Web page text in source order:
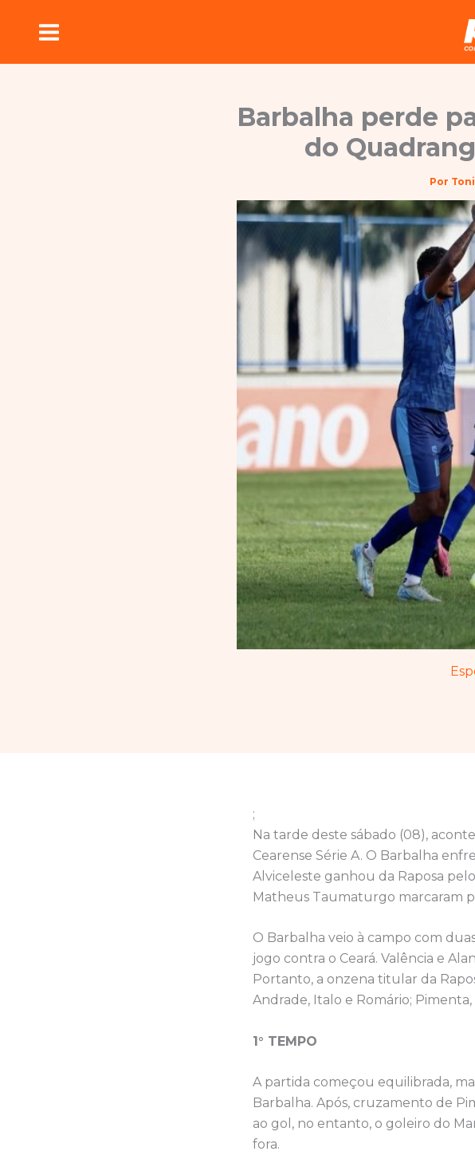
Barbalha perde
do
Por
;
Na tarde deste sábado (08),
Cearense Série A. O Barbalha
Alviceleste ganhou da Raposa pelo
Matheus Taumaturgo marcaram
O Barbalha veio à campo com
jogo contra o Ceará. Valência e
Portanto, a onzena titular da
Andrade, Italo e Romário;
1° TEMPO
A partida começou equilibrada,
Barbalha. Após, cruzamento de
ao gol, no entanto, o goleiro do
fora.